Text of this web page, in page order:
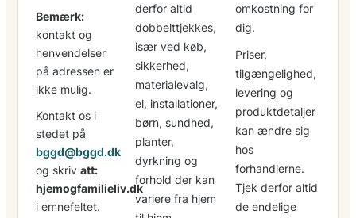
Bemærk:
kontakt og
henvendelser
på adressen er
ikke mulig.
Kontakt os i
stedet på
bggd@bggd.dk
og skriv att:
hjemogfamilieliv.dk
i emnefeltet.
derfor altid
dobbelttjekkes,
især ved køb,
sikkerhed,
materialevalg,
el, installationer,
børn, sundhed,
planter,
dyrkning og
forhold der kan
variere fra hjem
omkostning for
dig.
Priser,
tilgængelighed,
levering og
produktdetaljer
kan ændre sig
hos
forhandlerne.
Tjek derfor altid
de endelige